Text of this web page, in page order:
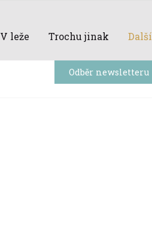
V leže Trochu jinak Další
Odběr newsletteru